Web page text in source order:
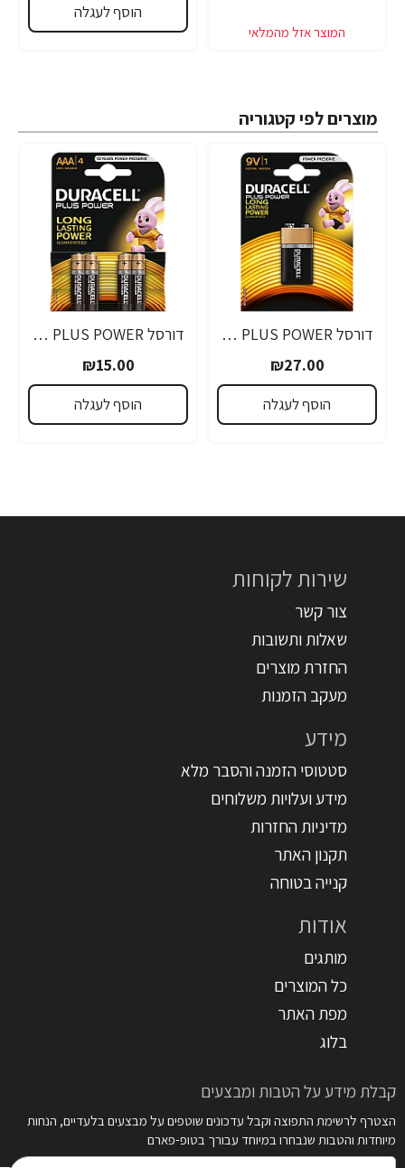
הוסף לעגלה
מוצרים לפי קטגוריה
דורסל PLUS POWER סוללות 9V אריזת 1 יחידות - מבית Duracell
₪27.00
הוסף לעגלה
דורסל PLUS POWER סוללות AAA אריזת 4 יחידות - מבית Duracell
₪15.00
הוסף לעגלה
שירות לקוחות
צור קשר
שאלות ותשובות
החזרת מוצרים
מעקב הזמנות
מידע
סטטוסי הזמנה והסבר מלא
מידע ועלויות משלוחים
מדיניות החזרות
תקנון האתר
קנייה בטוחה
אודות
מותגים
כל המוצרים
מפת האתר
בלוג
קבלת מידע על הטבות ומבצעים
הצטרף לרשימת התפוצה וקבל עדכונים שוטפים על מבצעים בלעדיים, הנחות
מיוחדות והטבות שנבחרו במיוחד עבורך בטופ-פארם